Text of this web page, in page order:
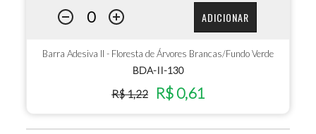
ADICIONAR
Barra Adesiva II - Floresta de Árvores Brancas/Fundo Verde
BDA-II-130
R$ 1,22 R$ 0,61